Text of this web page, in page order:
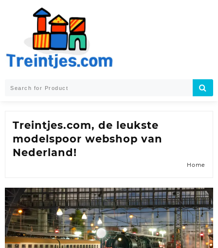
Treintjes.com, de leukste
modelspoor webshop van
Nederland!
Home